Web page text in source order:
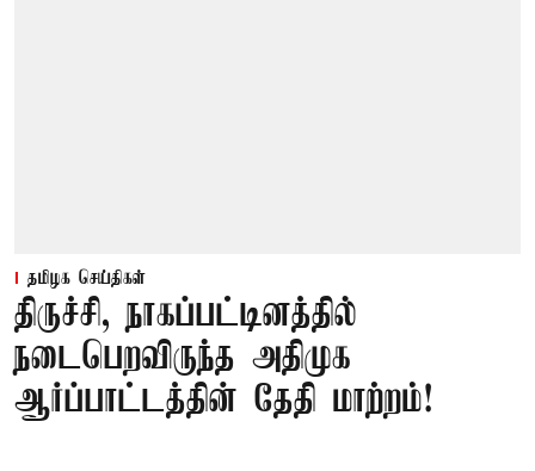
தமிழக செய்திகள்
திருச்சி, நாகப்பட்டினத்தில்
நடைபெறவிருந்த அதிமுக
ஆர்ப்பாட்டத்தின் தேதி மாற்றம்!